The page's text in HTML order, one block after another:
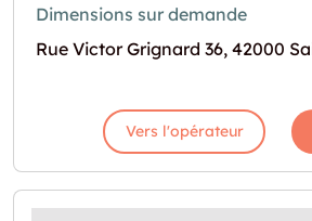
Dimensions sur demande
Rue Victor Grignard 36, 42000
Vers l'opérateur